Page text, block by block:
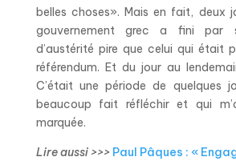
belles choses». Mais en fait, deux
gouvernement grec a fini par
d’austérité pire que celui qui était
référendum. Et du jour au
C’était une période de quelques
beaucoup fait réfléchir et qui
marquée.
Lire aussi >>> Paul Pâques : «